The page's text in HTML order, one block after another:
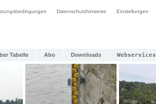
Datenschutzhinweise Einstellungen
Tabelle Abo Downloads Webservices